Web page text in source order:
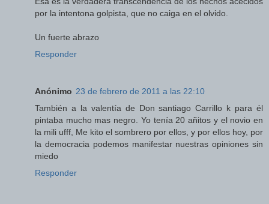
por la intentona golpista, que no caiga en el olvido.
Un fuerte abrazo
Responder
Anónimo 23 de febrero de 2011 a las 22:10
También a la valentía de Don santiago Carrillo k para él
pintaba mucho mas negro. Yo tenía 20 añitos y el novio en
la mili ufff, Me kito el sombrero por ellos, y por ellos hoy, por
la democracia podemos manifestar nuestras opiniones sin
miedo
Responder